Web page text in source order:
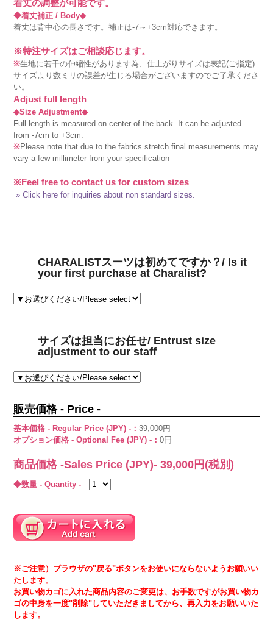
着丈の調整が可能です。
◆着丈補正 / Body◆
着丈は背中心の長さです。補正は-7～+3cm対応できます。
※特注サイズはご相談応じます。
※生地に若干の伸縮性があります為、仕上がりサイズは表記(ご指定)
サイズより数ミリの誤差が生じる場合がございますのでご了承くださ
い。
Adjust full length
◆Size Adjustment◆
Full length is measured on center of the back. It can be adjusted
from -7cm to +3cm.
※Please note that due to the fabrics stretch final measurements may
vary a few millimeter from your specification
※Feel free to contact us for custom sizes
» Click here for inquiries about non standard sizes.
CHARALISTスーツは初めてですか？/ Is it
your first purchase at Charalist?
サイズは担当にお任せ/ Entrust size
adjustment to our staff
販売価格 - Price -
基本価格 - Regular Price (JPY) -：39,000円
オプション価格 - Optional Fee (JPY) -：0円
商品価格 -Sales Price (JPY)-39,000 円(税別)
◆数量 - Quantity -
※ご注意）ブラウザの"戻る"ボタンをお使いにならないようお願いい
たします。
お買い物カゴに入れた商品内容のご変更は、お手数ですがお買い物カ
ゴの中身を一度"削除"していただきましてから、再入力をお願いいた
します。